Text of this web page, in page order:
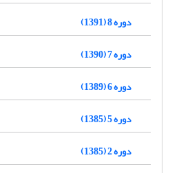
دوره 8 (1391)
دوره 7 (1390)
دوره 6 (1389)
دوره 5 (1385)
دوره 2 (1385)